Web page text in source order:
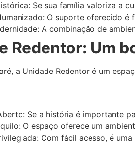
Se sua família valoriza a
O suporte oferecido é
A combinação de
Redentor: Um
a Unidade Redentor é um
Se a história é importante
O espaço oferece um
Com fácil acesso, é